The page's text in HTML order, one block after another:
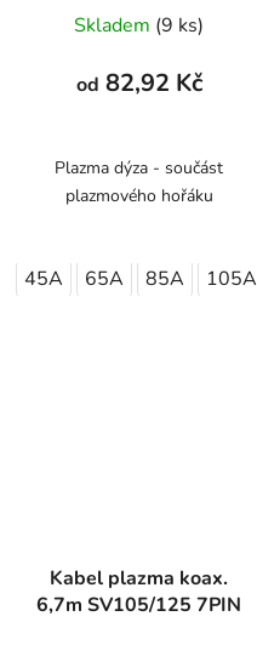
Skladem (9 ks)
od 82,92 Kč
Plazma dýza - součást
plazmového hořáku
45A 65A 85A 105A
Kabel plazma koax.
6,7m SV105/125 7PIN